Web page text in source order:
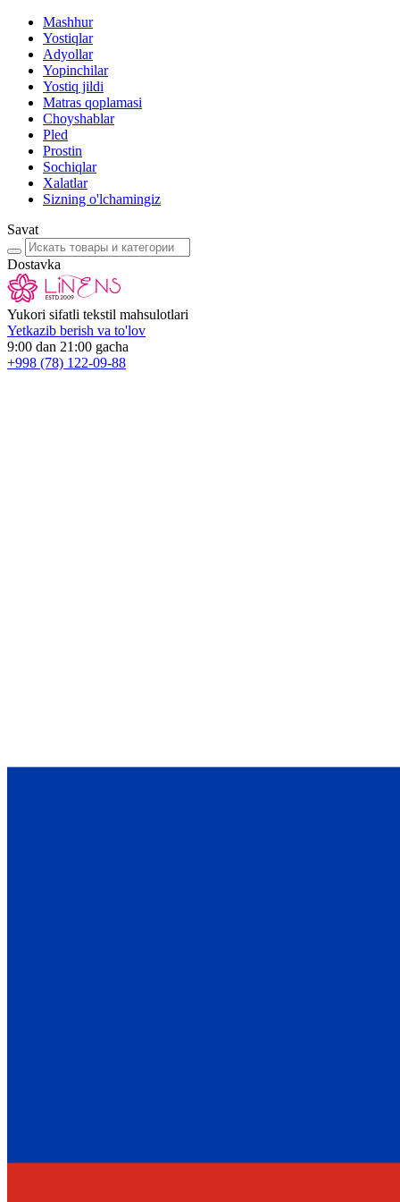
Mashhur
Yostiqlar
Adyollar
Yopinchilar
Yostiq jildi
Matras qoplamasi
Choyshablar
Pled
Prostin
Sochiqlar
Xalatlar
Sizning o'lchamingiz
Savat
Dostavka
Yukori sifatli tekstil mahsulotlari
Yetkazib berish va to'lov
9:00 dan 21:00 gacha
+998 (78) 122-09-88